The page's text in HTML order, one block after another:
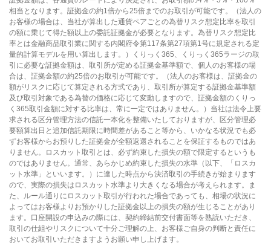
相当となります。証拠金の約1倍から25倍までのお取引が可能です。（法人の
お客様の場合は、当社が算出した通貨ペアごとの為替リスク想定比率を取引
の額に乗じて得た額以上の委託証拠金が必要となります。為替リスク想定比
率とは金融商品取引業に関する内閣府令第117条第27項第1号に規定される定
量的計算モデルを用い算出します。）くりっく365、くりっく365ラージの取
引に必要な証拠金額は、取引所が定める証拠金基準額で、個人のお客様の場
合は、証拠金額の約25倍のお取引が可能です。（法人のお客様は、証拠金の
額がリスクに応じて算定される方式であり、取引所が算定する証拠金基準額
及び取引対象である為替の価格に応じて変動しますので、証拠金額のくりっ
く365取引金額に対する比率は、常に一定ではありません。）当社は法令上要
求される区分管理方法の信託一本化を整備いたしておりますが、区分管理必
要額算出日と追加信託期限に時間差があること等から、いかなる状況でも必
ずお客様からお預りした証拠金が全額返還されることを保証するものではあ
りません。ロスカット取引とは、必ず約束した損失の額で限定するというも
のではありません。通常、あらかじめ約束した損失の水準（以下、「ロスカ
ット水準」といいます。）に達した時点から決済取引の手続きが始まります
ので、実際の損失はロスカット水準より大きくなる場合が考えられます。ま
た、ルール通りにロスカット取引が行われた場合であっても、相場の状況に
よってはお客様よりお預かりした証拠金以上の損失の額が生じることがあり
ます。口座開設の申込みの際には、契約締結前交付書面等を熟読いただき、
取引の仕組やリスクについて十分ご理解の上、お客様ご自身の判断と責任に
おいてお取引いただきますようお願い申し上げます。